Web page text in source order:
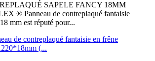
SAPELE FANCY 18MM
® Panneau de contreplaqué fantaisie
mm est réputé pour...